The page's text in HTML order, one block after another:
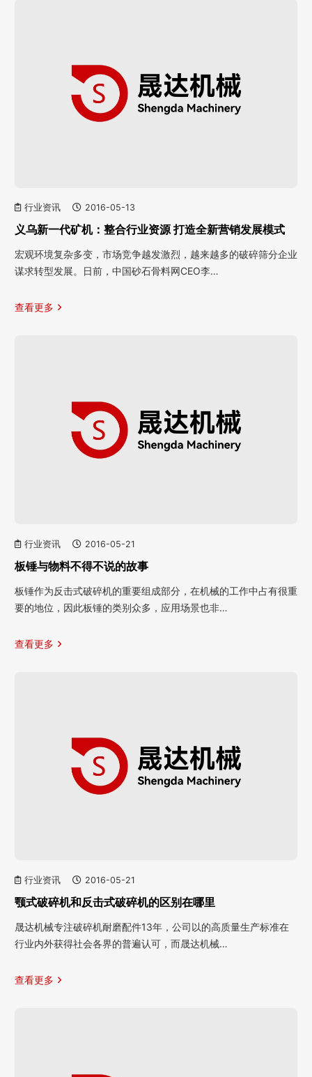
行业资讯 2016-05-13
义乌新一代矿机：整合行业资源 打造全新营销发展模式
宏观环境复杂多变，市场竞争越发激烈，越来越多的破碎筛分企业
谋求转型发展。日前，中国砂石骨料网CEO李…
查看更多
行业资讯 2016-05-21
板锤与物料不得不说的故事
板锤作为反击式破碎机的重要组成部分，在机械的工作中占有很重
要的地位，因此板锤的类别众多，应用场景也非…
查看更多
行业资讯 2016-05-21
颚式破碎机和反击式破碎机的区别在哪里
晟达机械专注破碎机耐磨配件13年，公司以的高质量生产标准在
行业内外获得社会各界的普遍认可，而晟达机械…
查看更多